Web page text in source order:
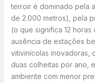
terroir é dominado pela
de 2.000 metros), pela
(o que significa 12
ausência de estações
vitivinícolas inovadoras,
duas colheitas por ano,
ambiente com menor